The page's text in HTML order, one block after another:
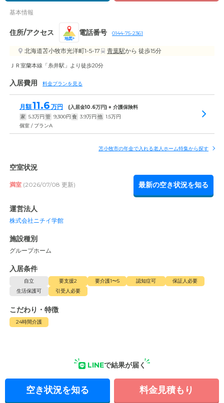
基本情報
住所/アクセス
地図
電話番号 0144-75-2361
北海道苫小牧市光洋町1-5-17 青葉駅から 徒歩15分
ＪＲ室蘭本線「糸井駅」より徒歩20分
入居費用 料金プランを見る
月額11.6 万円 (入居金10.6万円) + 介護保険料
家 5.3万円 管 9,300円 食 3.9万円 他 1.5万円
個室 / プランA
苫小牧市の年金で入れる老人ホーム特集から探す
空室状況
満室 (2026/07/08 更新) 最新の空き状況を知る
運営法人
株式会社ニチイ学館
施設種別
グループホーム
入居条件
自立 要支援2 要介護1〜5 認知症可
保証人必要
生活保護可
引受人必要
こだわり・特徴
24時間介護
LINEで結果が届く
空き状況を知る 料金見積もり